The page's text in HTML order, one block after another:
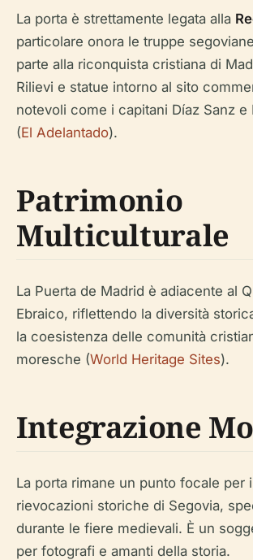
La porta è strettamente legata alla
particolare onora le truppe
parte alla riconquista cristiana di
Rilievi e statue intorno al sito
notevoli come i capitani Díaz Sanz e
(El Adelantado).
Patrimonio
Multiculturale
La Puerta de Madrid è adiacente al
Ebraico, riflettendo la diversità
la coesistenza delle comunità
moresche (World Heritage Sites).
Integrazione
La porta rimane un punto focale per
rievocazioni storiche di Segovia,
durante le fiere medievali. È un
per fotografi e amanti della storia.